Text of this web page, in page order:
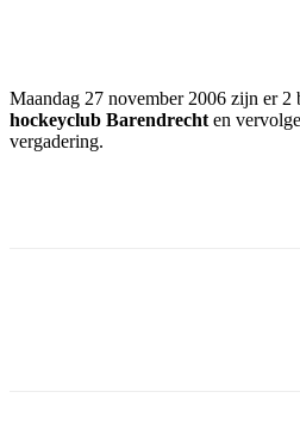
Maandag 27 november 2006 zijn er 2
hockeyclub Barendrecht en
vergadering.